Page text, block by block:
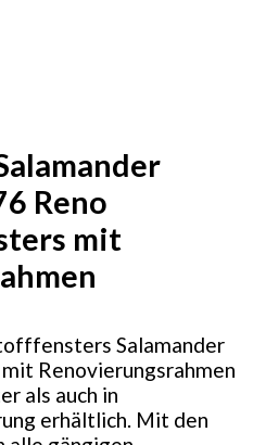
Reno
mit
Salamander
Renovierungsrahmen
als auch in
erhältlich. Mit den